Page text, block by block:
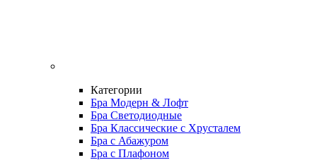
Категории
Бра Модерн & Лофт
Бра Светодиодные
Бра Классические с Хрусталем
Бра с Абажуром
Бра с Плафоном